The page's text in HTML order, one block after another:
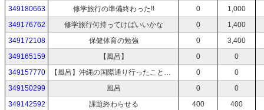
349180663
修学旅行の準備終わった‼️ 0
1,000
349176762
修学旅行何持ってけばいいかな 0
1,400
349172108
保健体育の勉強 0
3,400
349165159
【風呂】 0
0
349157770
【風呂】沖縄の国際通り行ったことある人いる？ 0
0
349150299
風呂 0
0
349142592
課題終わらせる 400
400